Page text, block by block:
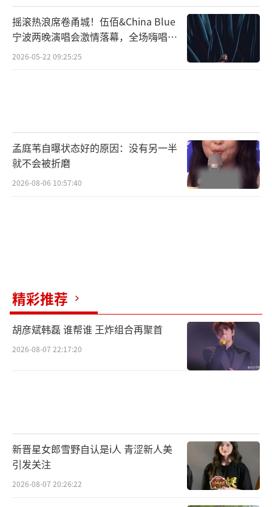
摇滚热浪席卷甬城！伍佰&China Blue
宁波两晚演唱会激情落幕，全场嗨唱氛
围炸裂
2026-05-22 09:25:25
孟庭苇自曝状态好的原因：没有另一半
就不会被折磨
2026-08-06 10:57:40
精彩推荐
胡彦斌韩磊 谁帮谁 王炸组合再聚首
2026-08-07 22:17:20
新晋星女郎雪野自认是i人 青涩新人美
引发关注
2026-08-07 20:26:22